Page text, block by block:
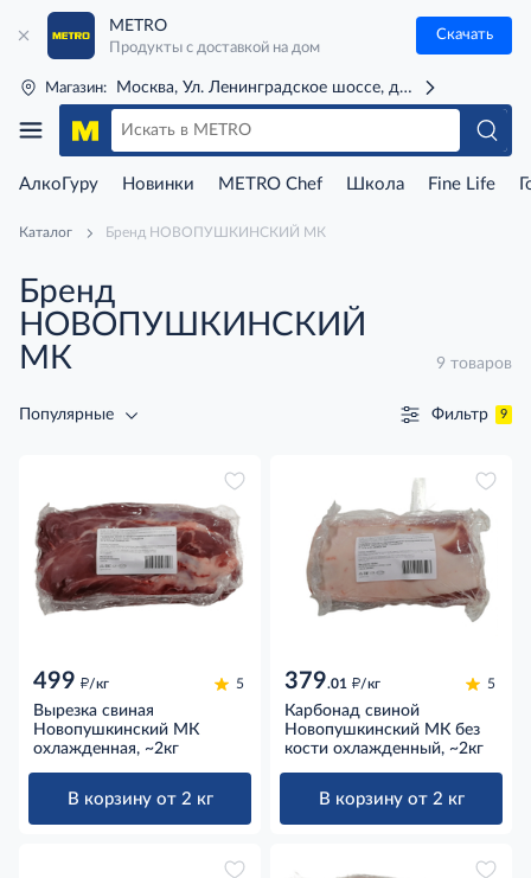
METRO
Продукты с доставкой на дом
Скачать
Магазин: Москва, Ул. Ленинградское шоссе, д. 71Г (м. Речной
АлкоГуру Новинки METRO Chef Школа Fine Life
Каталог Бренд НОВОПУШКИНСКИЙ МК
Бренд
НОВОПУШКИНСКИЙ
МК
9 товаров
Популярные Фильтр 9
499 д/кг 5
Вырезка свиная
Новопушкинский МК
охлажденная, ~2кг
В корзину от 2 кг
379.01 д/кг 5
Карбонад свиной
Новопушкинский МК без
кости охлажденный, ~2кг
В корзину от 2 кг